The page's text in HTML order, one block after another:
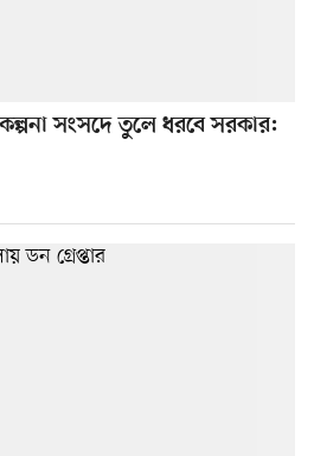
সংসদে তুলে ধরবে সরকার: